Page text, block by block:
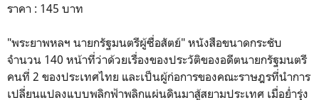
ราคา : 145 บาท
"พระยาพหลฯ นายกรัฐมนตรีผู้ซื่อสัตย์" หนังสือขนาดกระชับ
จำนวน 140 หน้าที่ว่าด้วยเรื่องของประวัติของอดีตนายกรัฐมนตรี
คนที่ 2 ของประเทศไทย และเป็นผู้ก่อการของคณะราษฎรที่นำการ
เปลี่ยนแปลงแบบพลิกฟ้าพลิกแผ่นดินมาสู้สยามประเทศ เมื่อย่ำรุ่ง